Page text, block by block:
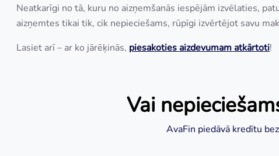
Neatkarīgi no tā, kuru no aizņemšanās iespējām izvēlaties,
aizņemtes tikai tik, cik nepieciešams, rūpīgi izvērtējot savu
Lasiet arī – ar ko jārēķinās, piesakoties aizdevumam atkārtoti!
Vai
AvaFin piedāvā kredītu